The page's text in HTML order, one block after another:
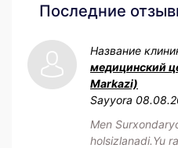
Последние
Название
медицинский
Markazi)
Sayyora
Men
holsizlanadi.Yu